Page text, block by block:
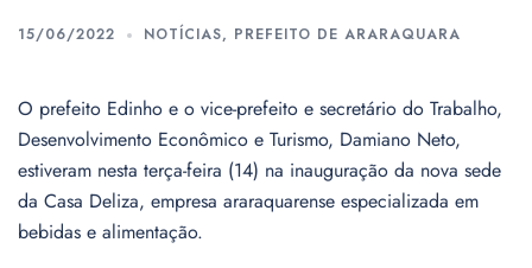
15/06/2022 NOTÍCIAS, PREFEITO DE ARARAQUARA
O prefeito Edinho e o vice-prefeito e secretário do Trabalho,
Desenvolvimento Econômico e Turismo, Damiano Neto,
estiveram nesta terça-feira (14) na inauguração da nova sede
da Casa Deliza, empresa araraquarense especializada em
bebidas e alimentação.